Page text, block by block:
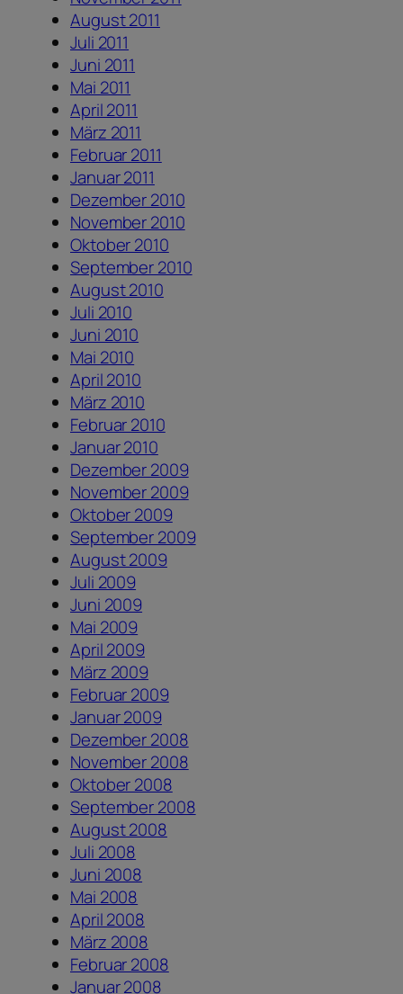
August 2011
Juli 2011
Juni 2011
Mai 2011
April 2011
März 2011
Februar 2011
Januar 2011
Dezember 2010
November 2010
Oktober 2010
September 2010
August 2010
Juli 2010
Juni 2010
Mai 2010
April 2010
März 2010
Februar 2010
Januar 2010
Dezember 2009
November 2009
Oktober 2009
September 2009
August 2009
Juli 2009
Juni 2009
Mai 2009
April 2009
März 2009
Februar 2009
Januar 2009
Dezember 2008
November 2008
Oktober 2008
September 2008
August 2008
Juli 2008
Juni 2008
Mai 2008
April 2008
März 2008
Februar 2008
Januar 2008